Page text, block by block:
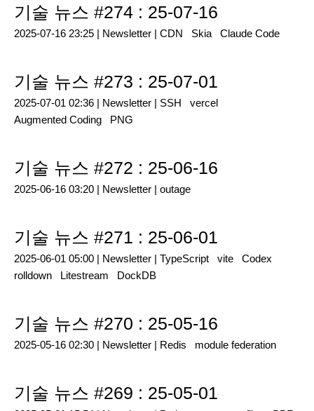
기술 뉴스 #274 : 25-07-16
2025-07-16 23:25 | Newsletter | CDN Skia Claude Code
기술 뉴스 #273 : 25-07-01
2025-07-01 02:36 | Newsletter | SSH
vercel
Augmented Coding
PNG
기술 뉴스 #272 : 25-06-16
2025-06-16 03:20 | Newsletter | outage
기술 뉴스 #271 : 25-06-01
2025-06-01 05:00 | Newsletter | TypeScript vite
Codex
rolldown
Litestream DockDB
기술 뉴스 #270 : 25-05-16
2025-05-16 02:30 | Newsletter | Redis module federation
기술 뉴스 #269 : 25-05-01